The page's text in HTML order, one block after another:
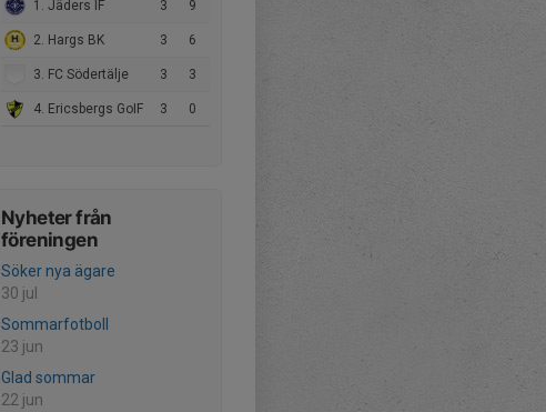
1. Jäders IF 3 9
2. Hargs BK 3 6
3. FC Södertälje 3 3
4. Ericsbergs GoIF 3 0
Nyheter från
föreningen
Söker nya ägare
30 jul
Sommarfotboll
23 jun
Glad sommar
22 jun